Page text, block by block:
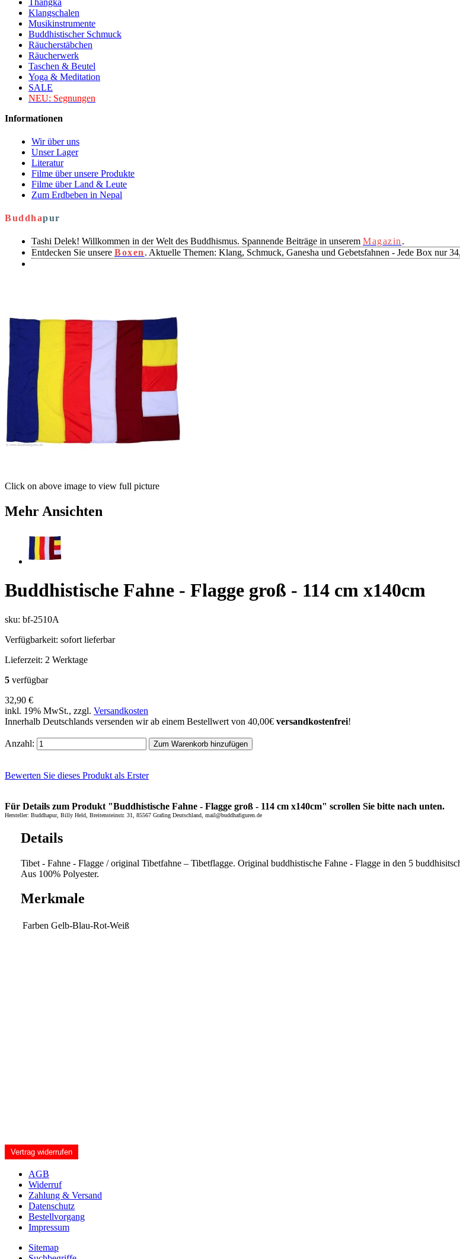
Thangka
Klangschalen
Musikinstrumente
Buddhistischer Schmuck
Räucherstäbchen
Räucherwerk
Taschen & Beutel
Yoga & Meditation
SALE
NEU: Segnungen
Informationen
Wir über uns
Unser Lager
Literatur
Filme über unsere Produkte
Filme über Land & Leute
Zum Erdbeben in Nepal
Buddhapur
Tashi Delek! Willkommen in der Welt des Buddhismus. Spannende Beiträge in unserem Magazin .
Entdecken Sie unsere Boxen . Aktuelle Themen: Klang, Schmuck, Ganesha und Gebetsfahnen - Jede Box nur
Click on above image to view full picture
Mehr Ansichten
Buddhistische Fahne - Flagge groß - 114 cm x140cm
sku: bf-2510A
Verfügbarkeit: sofort lieferbar
Lieferzeit: 2 Werktage
5 verfügbar
32,90 €
inkl. 19% MwSt., zzgl. Versandkosten
Innerhalb Deutschlands versenden wir ab einem Bestellwert von 40,00€ versandkostenfrei!
Anzahl: Zum Warenkorb hinzufügen
Bewerten Sie dieses Produkt als Erster
Für Details zum Produkt "Buddhistische Fahne - Flagge groß - 114 cm x140cm" scrollen Sie bitte nach unten.
Hersteller: Buddhapur, Billy Held, Breitensteinstr. 31, 85567 Grafing Deutschland, mail@buddhafiguren.de
Details
Tibet - Fahne - Flagge / original Tibetfahne – Tibetflagge. Original buddhistische Fahne - Flagge in den 5
Aus 100% Polyester.
Merkmale
Farben Gelb-Blau-Rot-Weiß
Vertrag widerrufen
AGB
Widerruf
Zahlung & Versand
Datenschutz
Bestellvorgang
Impressum
Sitemap